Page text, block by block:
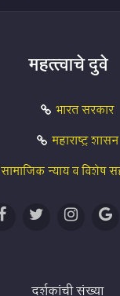
महत्त्वाचे दुवे
भारत सरकार
महाराष्ट्र शासन
सामाजिक न्याय व विशेष